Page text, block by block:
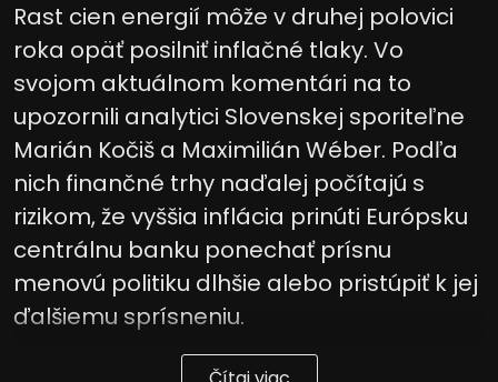
Rast cien energií môže v druhej polovici
roka opäť posilniť inflačné tlaky. Vo
svojom aktuálnom komentári na to
upozornili analytici Slovenskej sporiteľne
Marián Kočiš a Maximilián Wéber. Podľa
nich finančné trhy naďalej počítajú s
rizikom, že vyššia inflácia prinúti Európsku
centrálnu banku ponechať prísnu
menovú politiku dlhšie alebo pristúpiť k jej
ďalšiemu sprísneniu.